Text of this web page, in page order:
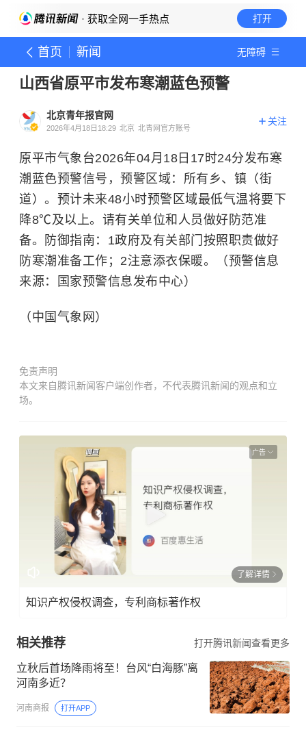
· 获取全网一手热点 打开
首页 新闻 无障碍
山西省原平市发布寒潮蓝色预警
北京青年报官网
2026年4月18日18:29 北京 北青网官方账号
关注
原平市气象台2026年04月18日17时24分发布寒
潮蓝色预警信号，预警区域：所有乡、镇（街
道）。预计未来48小时预警区域最低气温将要下
降8℃及以上。请有关单位和人员做好防范准
备。防御指南：1政府及有关部门按照职责做好
防寒潮准备工作；2注意添衣保暖。（预警信息
来源：国家预警信息发布中心）
（中国气象网）
免责声明
本文来自腾讯新闻客户端创作者，不代表腾讯新闻的观点和立
场。
广告
了解详情
知识产权侵权调查，专利商标著作权
相关推荐 打开腾讯新闻查看更多
立秋后首场降雨将至！台风“白海豚”离
河南多近？
河南商报 打开APP